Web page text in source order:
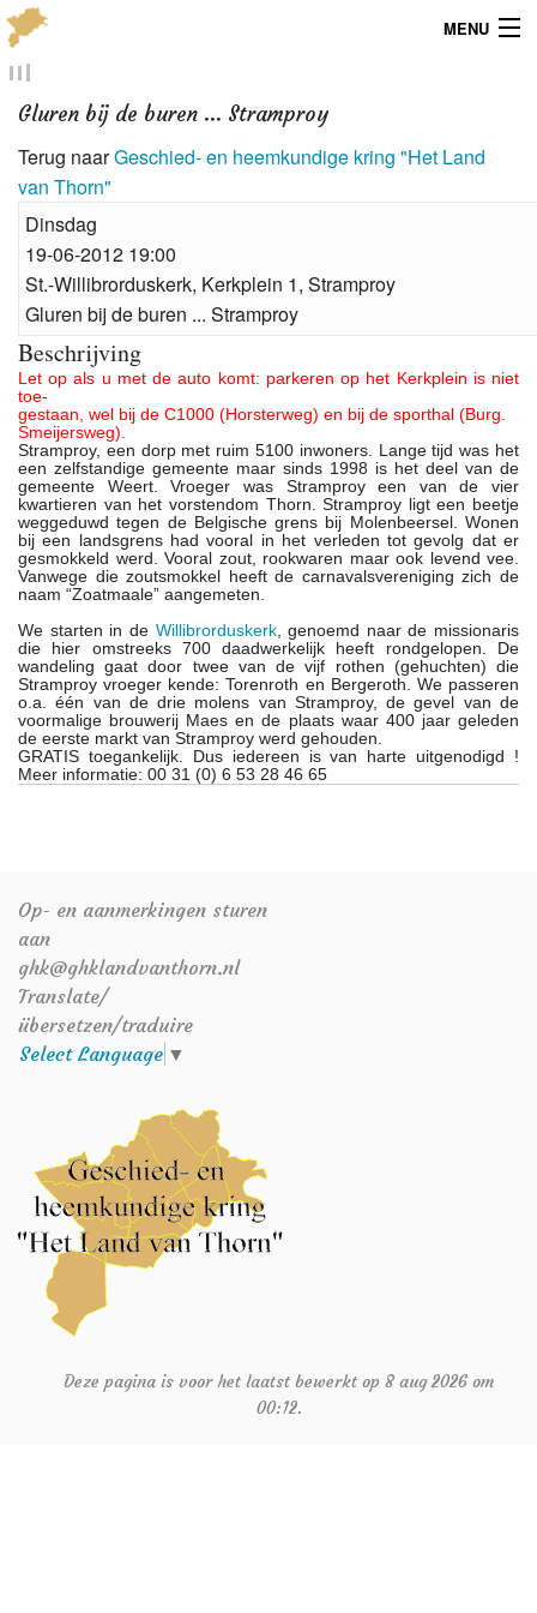
MENU
Menu
Dialect
Locaties
Kaarten
Overig
Verenigingsinfo
Gluren bij de buren ... Stramproy
Terug naarGeschied- en heemkundige kring "Het Land
van Thorn"
Dinsdag
19-06-2012 19:00
St.-Willibrorduskerk, Kerkplein 1, Stramproy
Gluren bij de buren ... Stramproy
Beschrijving
Let op als u met de auto komt: parkeren op het Kerkplein is niet
toe-
gestaan, wel bij de C1000 (Horsterweg) en bij de sporthal (Burg.
Smeijersweg).
Stramproy, een dorp met ruim 5100 inwoners. Lange tijd was het
een zelfstandige gemeente maar sinds 1998 is het deel van de
gemeente Weert. Vroeger was Stramproy een van de vier
kwartieren van het vorstendom Thorn. Stramproy ligt een beetje
weggeduwd tegen de Belgische grens bij Molenbeersel. Wonen
bij een landsgrens had vooral in het verleden tot gevolg dat er
gesmokkeld werd. Vooral zout, rookwaren maar ook levend vee.
Vanwege die zoutsmokkel heeft de carnavalsvereniging zich de
naam “Zoatmaale” aangemeten.
We starten in de Willibrorduskerk, genoemd naar de missionaris
die hier omstreeks 700 daadwerkelijk heeft rondgelopen. De
wandeling gaat door twee van de vijf rothen (gehuchten) die
Stramproy vroeger kende: Torenroth en Bergeroth. We passeren
o.a. één van de drie molens van Stramproy, de gevel van de
voormalige brouwerij Maes en de plaats waar 400 jaar geleden
de eerste markt van Stramproy werd gehouden.
GRATIS toegankelijk. Dus iedereen is van harte uitgenodigd !
Meer informatie: 00 31 (0) 6 53 28 46 65
Op- en aanmerkingen sturen
aan
ghk@ghklandvanthorn.nl
Translate/
übersetzen/traduire
Select Language ▼
Deze pagina is voor het laatst bewerkt op 8 aug 2026 om
00:12.